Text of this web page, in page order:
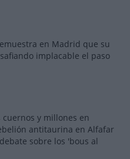
en Madrid que su
implacable el paso
cuernos y millones en
antitaurina en Alfafar
sobre los 'bous al